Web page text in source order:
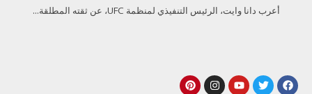
أعرب دانا وايت، الرئيس التنفيذي لمنظمة UFC، عن ثقته المطلقة...